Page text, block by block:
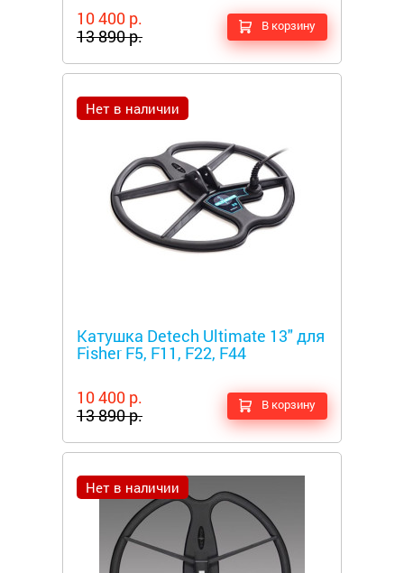
10 400 р.
13 890 р.
В корзину
Нет в наличии
Катушка Detech Ultimate 13" для
Fisher F5, F11, F22, F44
10 400 р.
13 890 р.
В корзину
Нет в наличии